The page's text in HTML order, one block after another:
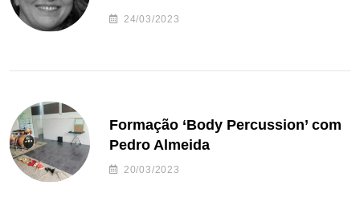
24/03/2023
Formação ‘Body Percussion’ com
Pedro Almeida
20/03/2023